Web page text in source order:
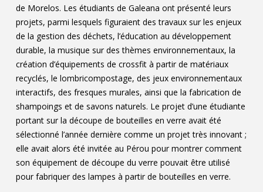
de Morelos. Les étudiants de Galeana ont présenté leurs
projets, parmi lesquels figuraient des travaux sur les enjeux
de la gestion des déchets, l’éducation au développement
durable, la musique sur des thèmes environnementaux, la
création d’équipements de crossfit à partir de matériaux
recyclés, le lombricompostage, des jeux environnementaux
interactifs, des fresques murales, ainsi que la fabrication de
shampoings et de savons naturels. Le projet d’une étudiante
portant sur la découpe de bouteilles en verre avait été
sélectionné l’année dernière comme un projet très innovant ;
elle avait alors été invitée au Pérou pour montrer comment
son équipement de découpe du verre pouvait être utilisé
pour fabriquer des lampes à partir de bouteilles en verre.